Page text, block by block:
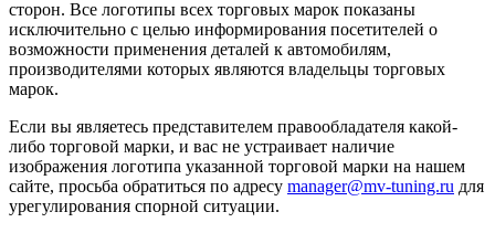
сторон. Все логотипы всех торговых марок показаны
исключительно с целью информирования посетителей о
возможности применения деталей к автомобилям,
производителями которых являются владельцы торговых
марок.
Если вы являетесь представителем правообладателя какой-
либо торговой марки, и вас не устраивает наличие
изображения логотипа указанной торговой марки на нашем
сайте, просьба обратиться по адресу manager@mv-tuning.ru для
урегулирования спорной ситуации.